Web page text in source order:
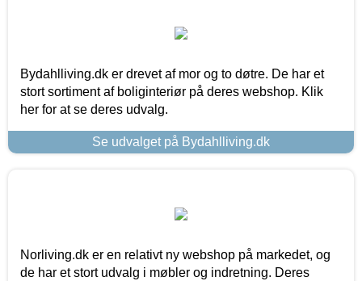
Bydahlliving.dk er drevet af mor og to døtre. De har et
stort sortiment af boliginteriør på deres webshop. Klik
her for at se deres udvalg.
Se udvalget på Bydahlliving.dk
Norliving.dk er en relativt ny webshop på markedet, og
de har et stort udvalg i møbler og indretning. Deres